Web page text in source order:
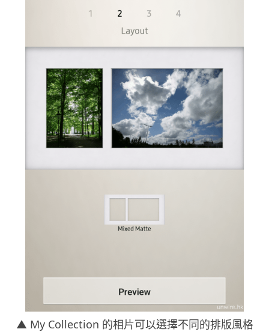
▲ My Collection 的相片可以選擇不同的排版風格